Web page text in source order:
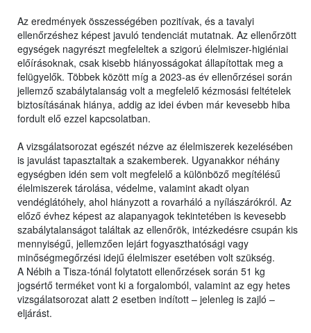
Az eredmények összességében pozitívak, és a tavalyi
ellenőrzéshez képest javuló tendenciát mutatnak. Az ellenőrzött
egységek nagyrészt megfeleltek a szigorú élelmiszer-higiéniai
előírásoknak, csak kisebb hiányosságokat állapítottak meg a
felügyelők. Többek között míg a 2023-as év ellenőrzései során
jellemző szabálytalanság volt a megfelelő kézmosási feltételek
biztosításának hiánya, addig az idei évben már kevesebb hiba
fordult elő ezzel kapcsolatban.
A vizsgálatsorozat egészét nézve az élelmiszerek kezelésében
is javulást tapasztaltak a szakemberek. Ugyanakkor néhány
egységben idén sem volt megfelelő a különböző megítélésű
élelmiszerek tárolása, védelme, valamint akadt olyan
vendéglátóhely, ahol hiányzott a rovarháló a nyílászárókról. Az
előző évhez képest az alapanyagok tekintetében is kevesebb
szabálytalanságot találtak az ellenőrök, intézkedésre csupán kis
mennyiségű, jellemzően lejárt fogyaszthatósági vagy
minőségmegőrzési idejű élelmiszer esetében volt szükség.
A Nébih a Tisza-tónál folytatott ellenőrzések során 51 kg
jogsértő terméket vont ki a forgalomból, valamint az egy hetes
vizsgálatsorozat alatt 2 esetben indított – jelenleg is zajló –
eljárást.